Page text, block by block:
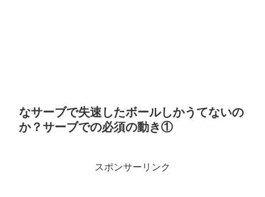
なサーブで失速したボールしかうてないの
か？サーブでの必須の動き①
スポンサーリンク